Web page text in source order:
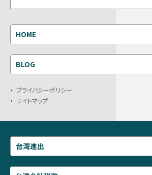
HOME
BLOG
プライバシーポリシー
サイトマップ
台湾進出